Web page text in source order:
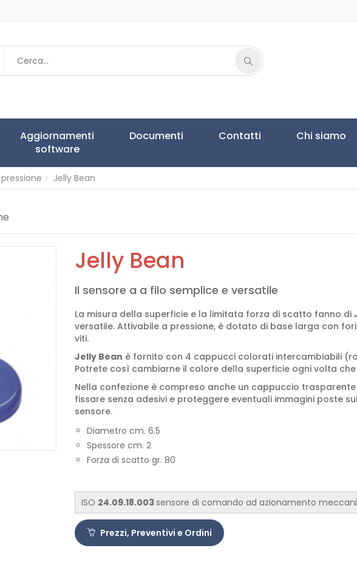
Aggiornamenti
software
Documenti Contatti Chi siamo
Jelly Bean
Jelly Bean
Il sensore a a filo semplice e versatile
La misura della superficie e la limitata forza di scatto fanno di
versatile. Attivabile a pressione, è dotato di base larga con
viti.
Jelly Bean è fornito con 4 cappucci colorati intercambiabili
Potrete così cambiarne il colore della superficie ogni volta
Nella confezione è compreso anche un cappuccio
fissare senza adesivi e proteggere eventuali immagini poste
sensore.
Diametro cm. 6.5
Spessore cm. 2
Forza di scatto gr. 80
ISO 24.09.18.003sensore di comando ad azionamento
Prezzi, Preventivi e Ordini